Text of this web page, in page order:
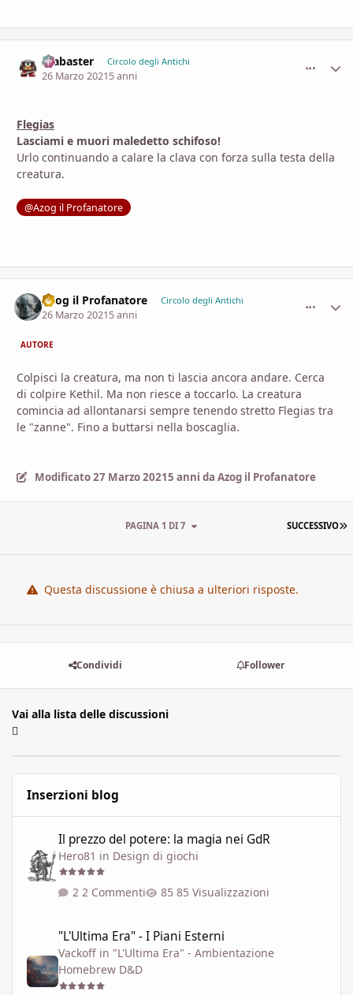
Alabaster Circolo degli Antichi
26 Marzo 20215 anni
Flegias
Lasciami e muori maledetto schifoso!
Urlo continuando a calare la clava con forza sulla testa della
creatura.
@Azog il Profanatore
Azog il Profanatore Circolo degli Antichi
26 Marzo 20215 anni
AUTORE
Colpisci la creatura, ma non ti lascia ancora andare. Cerca
di colpire Kethil. Ma non riesce a toccarlo. La creatura
comincia ad allontanarsi sempre tenendo stretto Flegias tra
le "zanne". Fino a buttarsi nella boscaglia.
Modificato27 Marzo 20215 anni da Azog il Profanatore
SUCCESSIVO
PAGINA 1 DI 7
Questa discussione è chiusa a ulteriori risposte.
Condividi Follower
Vai alla lista delle discussioni
Inserzioni blog
Il prezzo del potere: la magia nei GdR
Hero81 in Design di giochi
2 Commenti 85 Visualizzazioni
"L'Ultima Era" - I Piani Esterni
Vackoff in "L'Ultima Era" - Ambientazione
Homebrew D&D